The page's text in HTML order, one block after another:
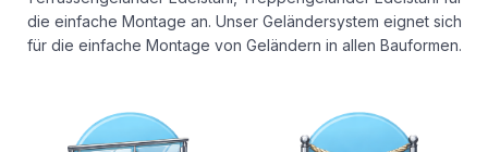
die einfache Montage an. Unser Geländersystem eignet sich
für die einfache Montage von Geländern in allen Bauformen.